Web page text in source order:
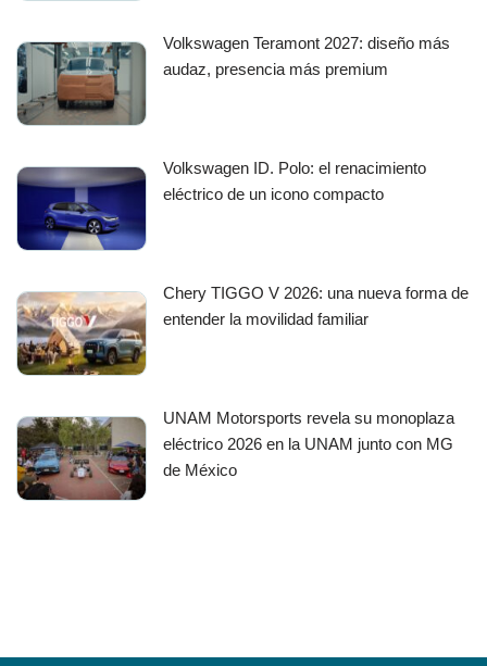
Volkswagen Teramont 2027: diseño más
audaz, presencia más premium
Volkswagen ID. Polo: el renacimiento
eléctrico de un icono compacto
Chery TIGGO V 2026: una nueva forma de
entender la movilidad familiar
UNAM Motorsports revela su monoplaza
eléctrico 2026 en la UNAM junto con MG
de México